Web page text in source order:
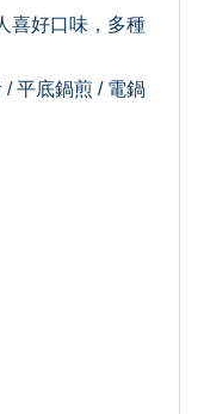
喜好口味，多種
/ 平底鍋煎 / 電鍋